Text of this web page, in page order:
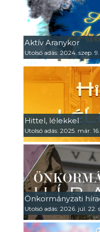
Aktív Aranykor
Utolsó adás: 2024. szep.
Hittel, lélekkel
Utolsó adás: 2025. már.
Önkormányzati
Utolsó adás: 2026. júl. 22.